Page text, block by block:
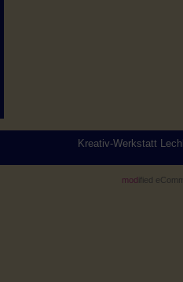
Kreativ-Werkstatt
mod ified